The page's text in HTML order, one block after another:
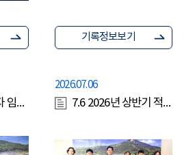
기록정보보기
7.6 소방령 승진자 임용장 수여식
2026.07.06
7.6 2026년 상반기 적극행정 우수공무원 시상식(행정부지사)